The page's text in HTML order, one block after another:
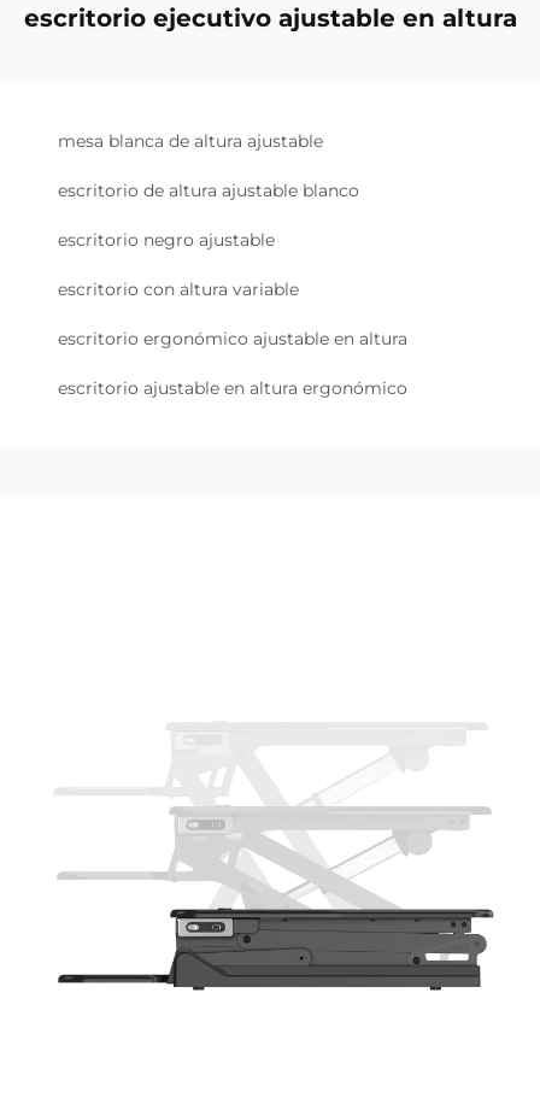
escritorio ejecutivo ajustable en altura
mesa blanca de altura ajustable
escritorio de altura ajustable blanco
escritorio negro ajustable
escritorio con altura variable
escritorio ergonómico ajustable en altura
escritorio ajustable en altura ergonómico